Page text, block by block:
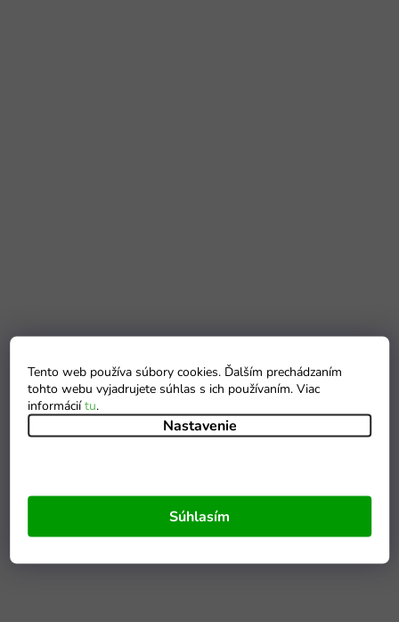
Tento web používa súbory cookies. Ďalším prechádzaním
tohto webu vyjadrujete súhlas s ich používaním. Viac
informáciítu.
Nastavenie
Súhlasím